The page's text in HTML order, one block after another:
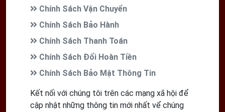
Chính Sách Vận Chuyển
Chính Sách Bảo Hành
Chính Sách Thanh Toán
Chính Sách Đổi Hoàn Tiền
Chính Sách Bảo Mật Thông Tin
Kết nối với chúng tôi trên các mạng xã hội để
cập nhật những thông tin mới nhất vể chúng